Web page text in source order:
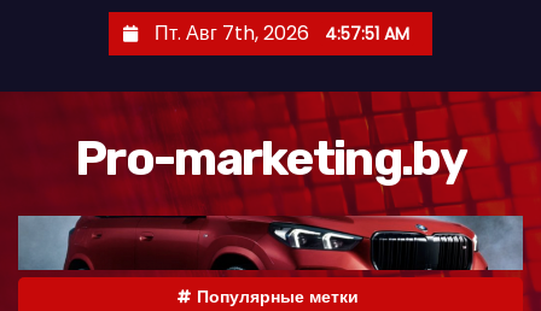
Пт. Авг 7th, 2026 4:57:52 AM
Pro-marketing.by
Популярные метки